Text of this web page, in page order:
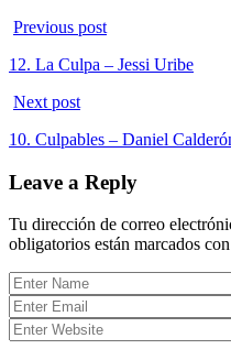
Previous post
12. La Culpa – Jessi Uribe
Next post
10. Culpables – Daniel
Leave a Reply
Tu dirección de correo
obligatorios están marcados con